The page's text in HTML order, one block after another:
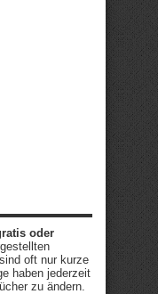
oder
oft nur kurze
haben jederzeit
zu ändern.